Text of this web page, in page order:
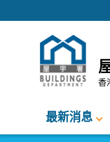
香
最新消息